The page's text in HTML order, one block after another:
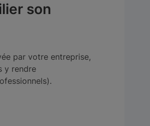
son
par votre entreprise,
y rendre